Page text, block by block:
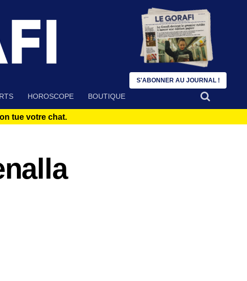
HOROSCOPE BOUTIQUE
tue votre chat.
S'ABONNER AU JOURNAL !